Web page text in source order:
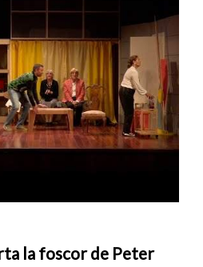
la foscor de Peter